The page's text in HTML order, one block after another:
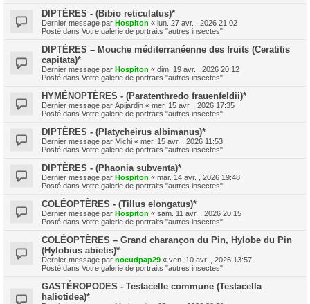
DIPTÈRES - (Bibio reticulatus)*
Dernier message par Hospiton « lun. 27 avr. , 2026 21:02
Posté dans Votre galerie de portraits "autres insectes"
DIPTÈRES – Mouche méditerranéenne des fruits (Ceratitis
capitata)*
Dernier message par Hospiton « dim. 19 avr. , 2026 20:12
Posté dans Votre galerie de portraits "autres insectes"
HYMÉNOPTÈRES - (Paratenthredo frauenfeldii)*
Dernier message par Apijardin « mer. 15 avr. , 2026 17:35
Posté dans Votre galerie de portraits "autres insectes"
DIPTÈRES - (Platycheirus albimanus)*
Dernier message par Michi « mer. 15 avr. , 2026 11:53
Posté dans Votre galerie de portraits "autres insectes"
DIPTÈRES - (Phaonia subventa)*
Dernier message par Hospiton « mar. 14 avr. , 2026 19:48
Posté dans Votre galerie de portraits "autres insectes"
COLÉOPTÈRES - (Tillus elongatus)*
Dernier message par Hospiton « sam. 11 avr. , 2026 20:15
Posté dans Votre galerie de portraits "autres insectes"
COLÉOPTÈRES – Grand charançon du Pin, Hylobe du Pin
(Hylobius abietis)*
Dernier message par noeudpap29 « ven. 10 avr. , 2026 13:57
Posté dans Votre galerie de portraits "autres insectes"
GASTÉROPODES - Testacelle commune (Testacella
haliotidea)*